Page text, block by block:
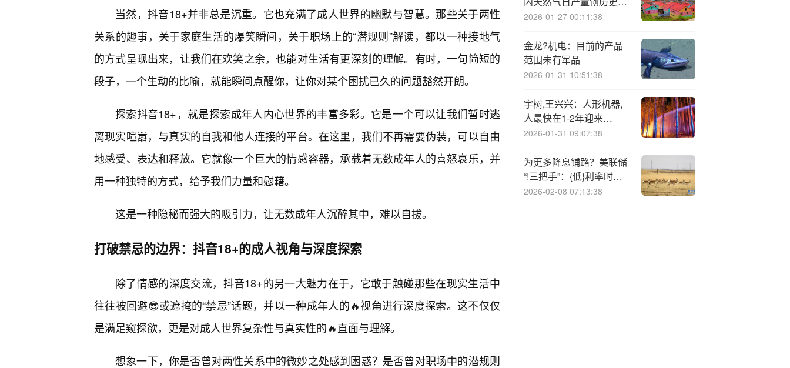
当然，抖音18+并非总是沉重。它也充满了成人世界的幽默与智慧。那些关于两性
关系的趣事，关于家庭生活的爆笑瞬间，关于职场上的“潜规则”解读，都以一种接地气
的方式呈现出来，让我们在欢笑之余，也能对生活有更深刻的理解。有时，一句简短的
段子，一个生动的比喻，就能瞬间点醒你，让你对某个困扰已久的问题豁然开朗。
探索抖音18+，就是探索成年人内心世界的丰富多彩。它是一个可以让我们暂时逃
离现实喧嚣，与真实的自我和他人连接的平台。在这里，我们不再需要伪装，可以自由
地感受、表达和释放。它就像一个巨大的情感容器，承载着无数成年人的喜怒哀乐，并
用一种独特的方式，给予我们力量和慰藉。
这是一种隐秘而强大的吸引力，让无数成年人沉醉其中，难以自拔。
打破禁忌的边界：抖音18+的成人视角与深度探索
除了情感的深度交流，抖音18+的另一大魅力在于，它敢于触碰那些在现实生活中
往往被回避😎或遮掩的“禁忌”话题，并以一种成年人的🔥视角进行深度探索。这不仅仅
是满足窥探欲，更是对成人世界复杂性与真实性的🔥直面与理解。
想象一下，你是否曾对两性关系中的微妙之处感到困惑？是否曾对职场中的潜规则
高
2026-01-27 00:11:38
金龙?机电：目前的产品
范围未有军品
2026-01-31 10:51:38
宇树,王兴兴：人形机器,
人最快在1-2年迎来
“ChatGPT时刻”
2026-01-31 09:07:38
为更多降息铺路？美联储
“!三把手”：{低}利率时代
远未结束！
2026-02-08 07:13:38